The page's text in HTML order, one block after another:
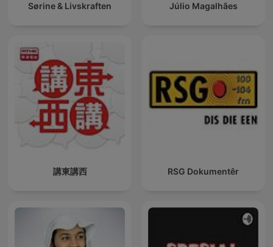
Sørine & Livskraften Júlio Magalhães
講東講西 RSG Dokumentêr